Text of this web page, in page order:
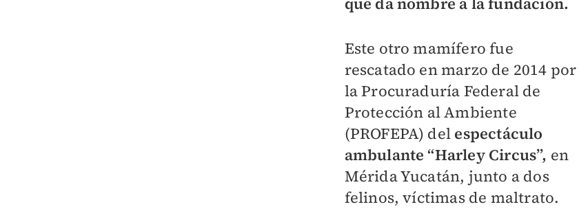
Este otro mamífero fue
rescatado en marzo de 2014 por
la Procuraduría Federal de
Protección al Ambiente
(PROFEPA) del espectáculo
ambulante “Harley Circus”, en
Mérida Yucatán, junto a dos
felinos, víctimas de maltrato.